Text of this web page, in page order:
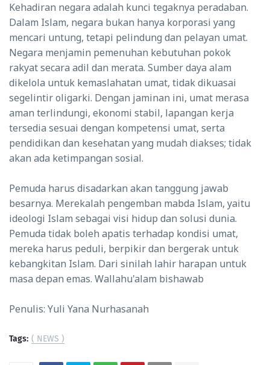
Kehadiran negara adalah kunci tegaknya peradaban.
Dalam Islam, negara bukan hanya korporasi yang
mencari untung, tetapi pelindung dan pelayan umat.
Negara menjamin pemenuhan kebutuhan pokok
rakyat secara adil dan merata. Sumber daya alam
dikelola untuk kemaslahatan umat, tidak dikuasai
segelintir oligarki. Dengan jaminan ini, umat merasa
aman terlindungi, ekonomi stabil, lapangan kerja
tersedia sesuai dengan kompetensi umat, serta
pendidikan dan kesehatan yang mudah diakses; tidak
akan ada ketimpangan sosial.
Pemuda harus disadarkan akan tanggung jawab
besarnya. Merekalah pengemban mabda Islam, yaitu
ideologi Islam sebagai visi hidup dan solusi dunia.
Pemuda tidak boleh apatis terhadap kondisi umat,
mereka harus peduli, berpikir dan bergerak untuk
kebangkitan Islam. Dari sinilah lahir harapan untuk
masa depan emas. Wallahu'alam bishawab
Penulis: Yuli Yana Nurhasanah
Tags: ( NEWS )